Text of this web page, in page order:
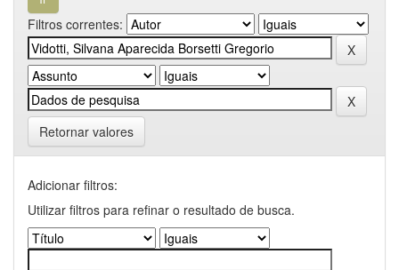
Filtros correntes:
Retornar valores
Adicionar filtros:
Utilizar filtros para refinar o resultado de busca.